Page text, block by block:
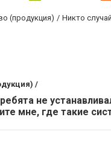
(продукция)
Никто
/
не
мне, где такие